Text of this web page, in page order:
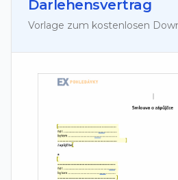
Darlehensvertrag
Vorlage zum kostenlosen